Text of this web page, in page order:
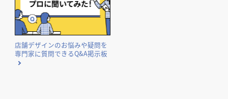
店舗デザインのお悩みや疑問を
専門家に質問できるQ&A掲示板